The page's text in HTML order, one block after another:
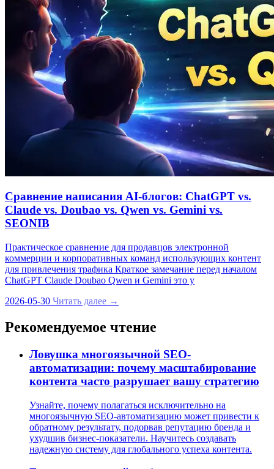
Сравнение написания AI‑блогов: ChatGPT vs.
Claude vs. Doubao vs. Qwen vs. Gemini vs.
SEONIB
Практическое сравнение для продавцов электронной
коммерции и корпоративных команд использующих контент
для привлечения трафика Краткое замечание перед началом
ChatGPT Claude Doubao Qwen и Gemini это у
2026-05-30 Читать далее →
Рекомендуемое чтение
Ловушка многоязычной SEO-
автоматизации: почему масштабирование
контента часто разрушает вашу стратегию
Узнайте, почему полагаться исключительно на
многоязычную SEO-автоматизацию может привести к
обратному результату, подорвав репутацию бренда и
ухудшив бизнес-показатели. Научитесь создавать
надежную систему для глобального успеха контента.